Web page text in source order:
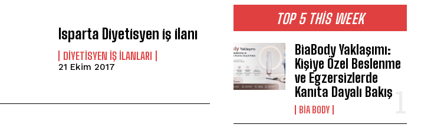
Isparta Diyetisyen iş ilanı
DIYETISYEN İŞ İLANLARI
21 Ekim 2017
TOP 5 THIS WEEK
BiaBody Yaklaşımı:
Kişiye Özel Beslenme
ve Egzersizlerde
Kanıta Dayalı Bakış
BIA BODY